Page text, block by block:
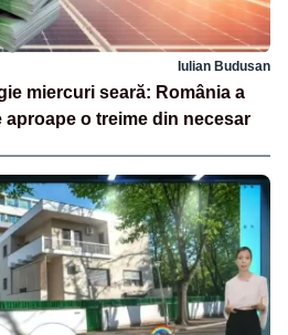
Iulian Budusan
miercuri seară: România a
o treime din necesar